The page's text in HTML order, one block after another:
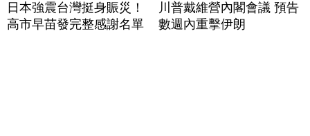
日本強震台灣挺身賑災！
高市早苗發完整感謝名單
川普戴維營內閣會議 預告
數週內重擊伊朗